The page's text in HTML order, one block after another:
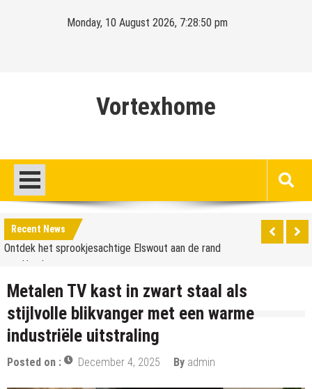
Monday, 10 August 2026, 7:28:51 pm
Vortexhome
Recent News
Hello world!
Ontdek het sprookjesachtige Elswout aan de rand
van Haarlem
Hello world!
van Haarlem
Metalen TV kast in zwart staal als
stijlvolle blikvanger met een warme
industriële uitstraling
Posted on : December 4, 2025 By admin